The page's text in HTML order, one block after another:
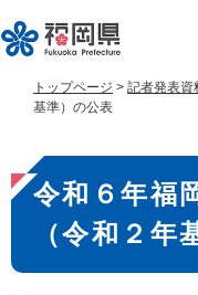
ー
ジ
す
。
ニ
ュ
し
て
へ
トップページ > 記者発表資
基準）の公表
本
文
令和６年福
（令和２年